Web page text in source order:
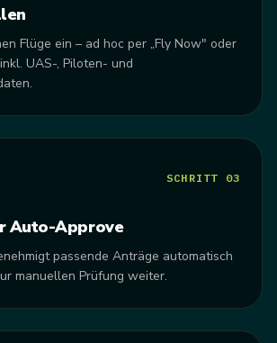
Flüge ein – ad hoc per „Fly Now" oder
UAS-, Piloten- und
SCHRITT 03
Auto-Approve
passende Anträge automatisch
manuellen Prüfung weiter.